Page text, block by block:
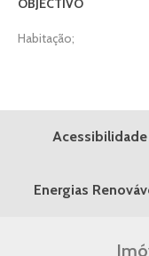
OBJECTIVO
Habitação;
Acessibilidade
Energias